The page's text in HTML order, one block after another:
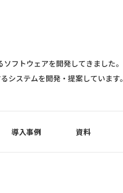
フトウェアを開発してきました。
システムを開発・提案しています。
導入事例 資料